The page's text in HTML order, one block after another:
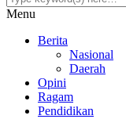
Menu
Berita
Nasional
Daerah
Opini
Ragam
Pendidikan